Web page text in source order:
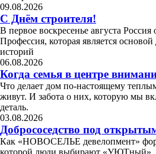
09.08.2026
С Днём строителя!
В первое воскресенье августа Россия
Профессия, которая является
историй
06.08.2026
Когда семья в центре
Что делает дом по-настоящему
живут. И забота о них, которую мы
деталь.
03.08.2026
Добрососедство под
Как «НОВОСЕЛЬЕ девелопмент»
которой люди выбирают «УЮТный»